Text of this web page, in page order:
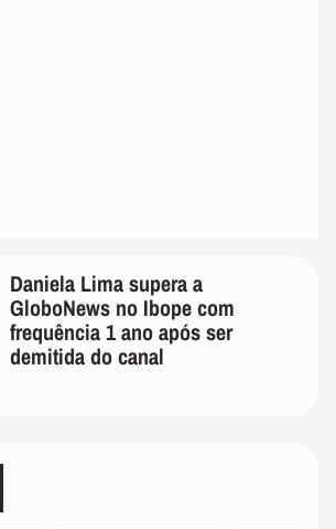
Daniela Lima supera a
GloboNews no Ibope com
frequência 1 ano após ser
demitida do canal